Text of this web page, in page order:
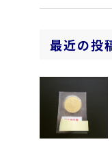
最近の投